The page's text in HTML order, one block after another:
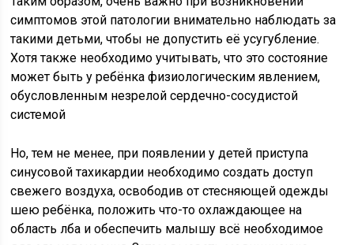
симптомов этой патологии внимательно наблюдать за
такими детьми, чтобы не допустить её усугубление.
Хотя также необходимо учитывать, что это состояние
может быть у ребёнка физиологическим явлением,
обусловленным незрелой сердечно-сосудистой
системой
Но, тем не менее, при появлении у детей приступа
синусовой тахикардии необходимо создать доступ
свежего воздуха, освободив от стесняющей одежды
шею ребёнка, положить что-то охлаждающее на
область лба и обеспечить малышу всё необходимое